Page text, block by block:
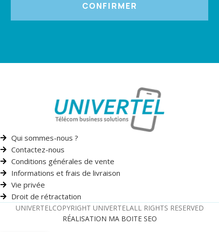
CONFIRMER
Qui sommes-nous ?
Contactez-nous
Conditions générales de vente
Informations et frais de livraison
Vie privée
Droit de rétractation
UNIVERTELCOPYRIGHT UNIVERTELALL RIGHTS RESERVED
RÉALISATION MA BOITE SEO